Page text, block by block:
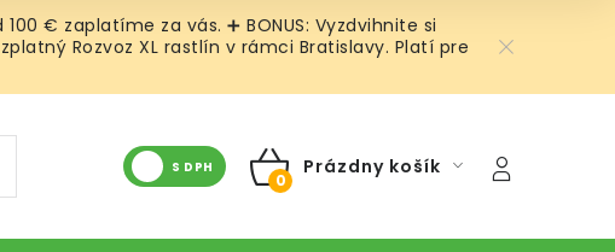
€ zaplatíme za vás. ➕ BONUS: Vyzdvihnite si
Rozvoz XL rastlín v rámci Bratislavy. Platí pre
S DPH
NÁKUPNÝ
Prázdny košík